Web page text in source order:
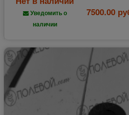
Уведомить о
наличии
7500.00